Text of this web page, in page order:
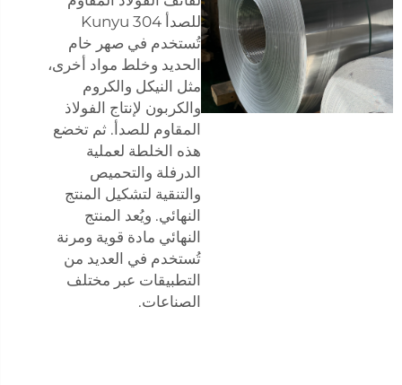
للصدأ Kunyu 304
تُستخدم في صهر خام
الحديد وخلط مواد أخرى،
مثل النيكل والكروم
والكربون لإنتاج الفولاذ
المقاوم للصدأ. ثم تخضع
هذه الخلطة لعملية
الدرفلة والتحميص
والتنقية لتشكيل المنتج
النهائي. ويُعد المنتج
النهائي مادة قوية ومرنة
تُستخدم في العديد من
التطبيقات عبر مختلف
الصناعات.